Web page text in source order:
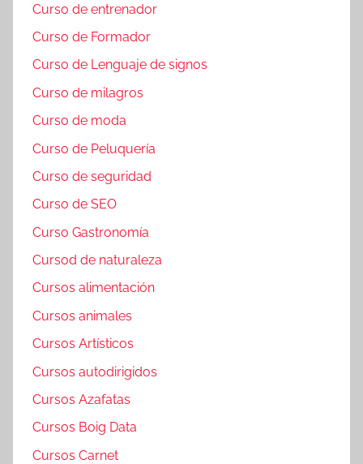
Curso de entrenador
Curso de Formador
Curso de Lenguaje de signos
Curso de milagros
Curso de moda
Curso de Peluquería
Curso de seguridad
Curso de SEO
Curso Gastronomía
Cursod de naturaleza
Cursos alimentación
Cursos animales
Cursos Artísticos
Cursos autodirigidos
Cursos Azafatas
Cursos Boig Data
Cursos Carnet